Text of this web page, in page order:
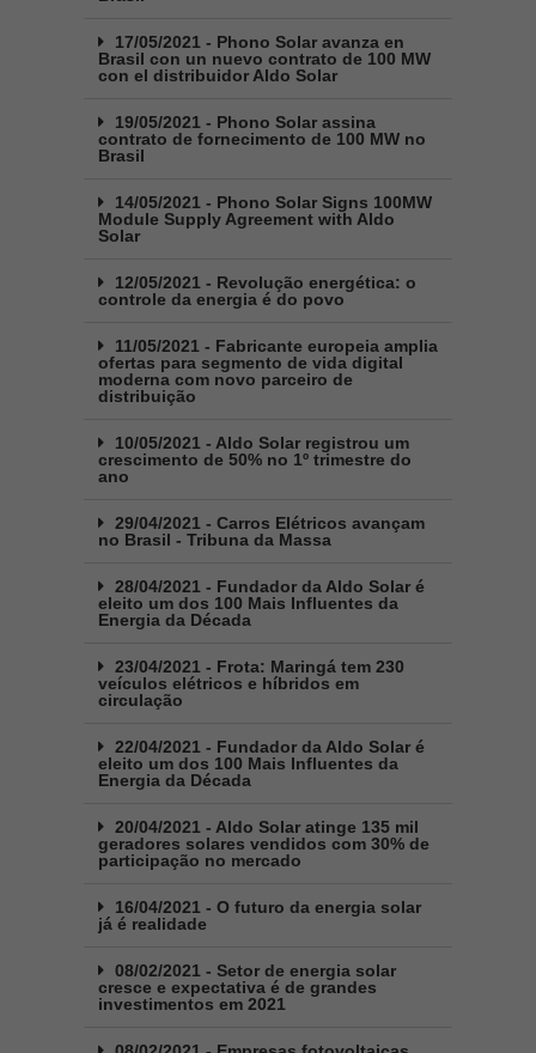
17/05/2021 - Phono Solar avanza en
Brasil con un nuevo contrato de 100 MW
con el distribuidor Aldo Solar
19/05/2021 - Phono Solar assina
contrato de fornecimento de 100 MW no
Brasil
14/05/2021 - Phono Solar Signs 100MW
Module Supply Agreement with Aldo
Solar
12/05/2021 - Revolução energética: o
controle da energia é do povo
11/05/2021 - Fabricante europeia amplia
ofertas para segmento de vida digital
moderna com novo parceiro de
distribuição
10/05/2021 - Aldo Solar registrou um
crescimento de 50% no 1º trimestre do
ano
29/04/2021 - Carros Elétricos avançam
no Brasil - Tribuna da Massa
28/04/2021 - Fundador da Aldo Solar é
eleito um dos 100 Mais Influentes da
Energia da Década
23/04/2021 - Frota: Maringá tem 230
veículos elétricos e híbridos em
circulação
22/04/2021 - Fundador da Aldo Solar é
eleito um dos 100 Mais Influentes da
Energia da Década
20/04/2021 - Aldo Solar atinge 135 mil
geradores solares vendidos com 30% de
participação no mercado
16/04/2021 - O futuro da energia solar
já é realidade
08/02/2021 - Setor de energia solar
cresce e expectativa é de grandes
investimentos em 2021